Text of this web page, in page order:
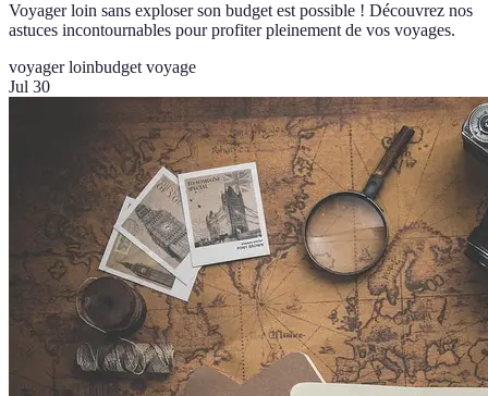
Voyager loin sans exploser son budget est possible ! Découvrez nos
astuces incontournables pour profiter pleinement de vos voyages.
voyager loinbudget voyage
Jul 30